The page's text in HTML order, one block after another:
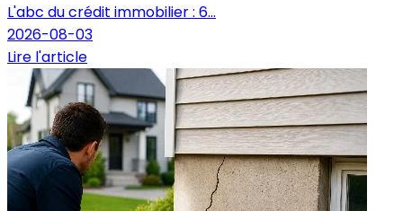
L'abc du crédit immobilier : 6...
2026-08-03
Lire l'article